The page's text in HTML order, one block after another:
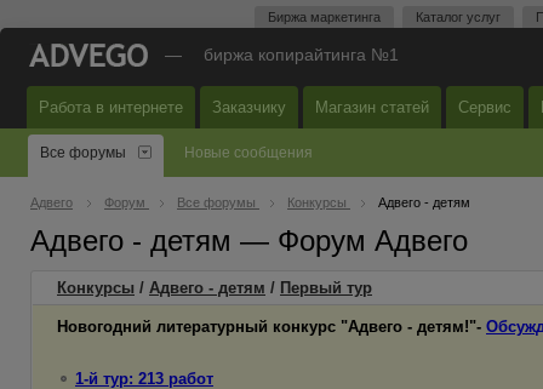
Биржа маркетинга Каталог услуг
— биржа копирайтинга №1
Работа в интернете Заказчику Магазин статей Сервис
Все форумы Новые сообщения
Адвего Форум Все форумы Конкурсы Адвего - детям
Адвего - детям — Форум Адвего
Конкурсы / Адвего - детям / Первый тур
Новогодний литературный конкурс "Адвего - детям!"-
1-й тур: 213 работ